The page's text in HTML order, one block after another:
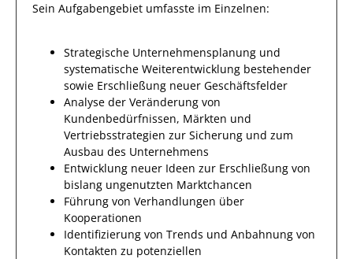
Sein Aufgabengebiet umfasste im Einzelnen:
Strategische Unternehmensplanung und
systematische Weiterentwicklung bestehender
sowie Erschließung neuer Geschäftsfelder
Analyse der Veränderung von
Kundenbedürfnissen, Märkten und
Vertriebsstrategien zur Sicherung und zum
Ausbau des Unternehmens
Entwicklung neuer Ideen zur Erschließung von
bislang ungenutzten Marktchancen
Führung von Verhandlungen über
Kooperationen
Identifizierung von Trends und Anbahnung von
Kontakten zu potenziellen